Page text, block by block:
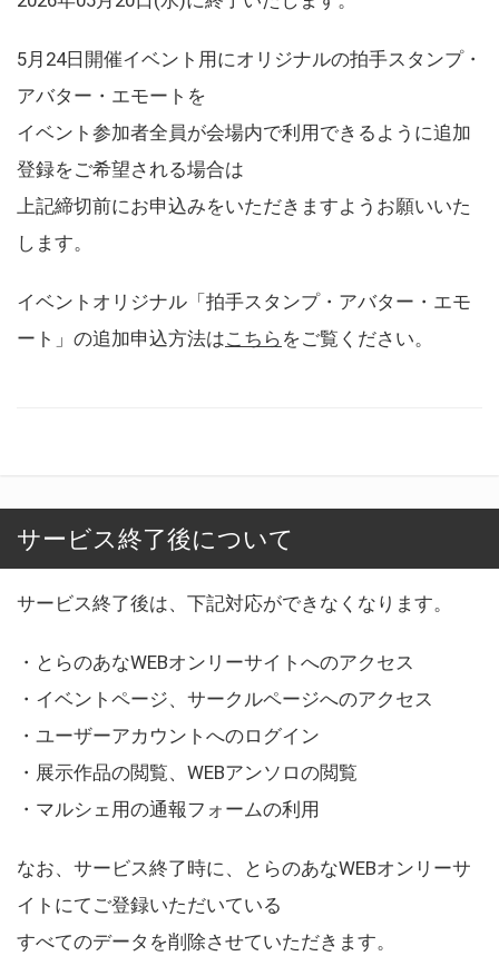
5月24日開催イベント用にオリジナルの拍手スタンプ・
アバター・エモートを
イベント参加者全員が会場内で利用できるように追加
登録をご希望される場合は
上記締切前にお申込みをいただきますようお願いいた
します。
イベントオリジナル「拍手スタンプ・アバター・エモ
ート」の追加申込方法はこちら をご覧ください。
サービス終了後について
サービス終了後は、下記対応ができなくなります。
・とらのあなWEBオンリーサイトへのアクセス
・イベントページ、サークルページへのアクセス
・ユーザーアカウントへのログイン
・展示作品の閲覧、WEBアンソロの閲覧
・マルシェ用の通報フォームの利用
なお、サービス終了時に、とらのあなWEBオンリーサ
イトにてご登録いただいている
すべてのデータを削除させていただきます。